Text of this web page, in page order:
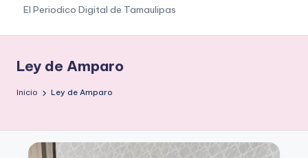
p
e
s
.
El Periodico Digital de Tamaulipas
Ley de Amparo
Inicio Ley de Amparo